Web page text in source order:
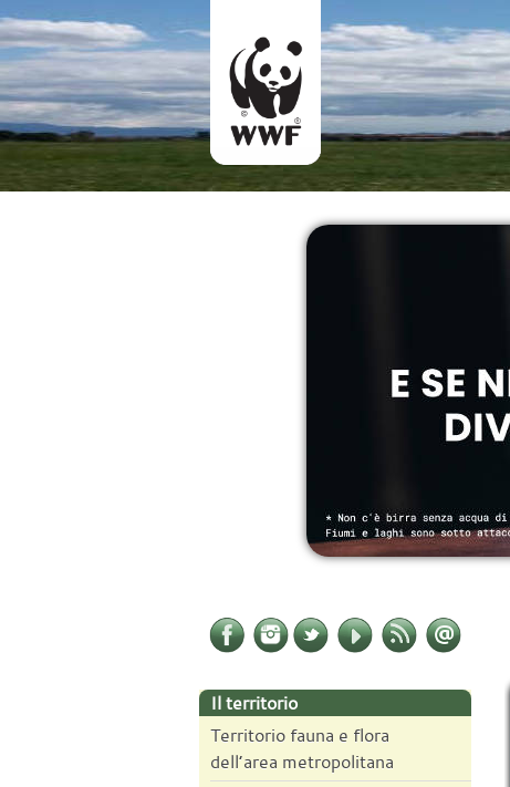
Il territorio
Territorio fauna e flora
dell’area metropolitana